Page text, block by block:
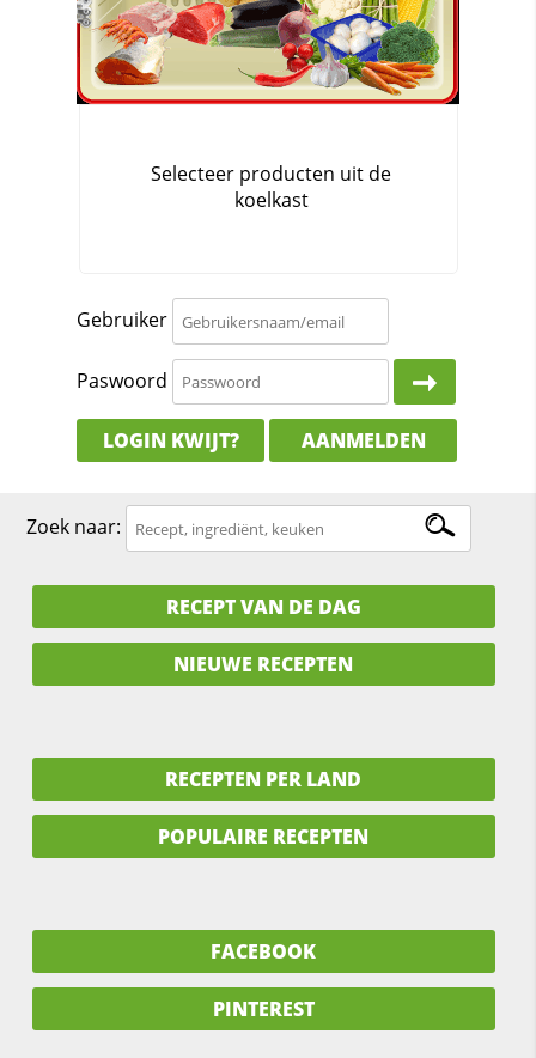
Gebruiker
Paswoord
LOGIN KWIJT? AANMELDEN
Zoek naar:
RECEPT VAN DE DAG
NIEUWE RECEPTEN
RECEPTEN PER LAND
POPULAIRE RECEPTEN
FACEBOOK
PINTEREST